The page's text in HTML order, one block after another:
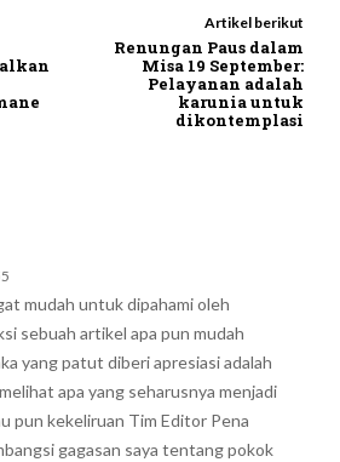
Artikel berikut
Renungan Paus dalam
Misa 19 September:
Pelayanan adalah
karunia untuk
dikontemplasi
mudah untuk dipahami oleh
sebuah artikel apa pun mudah
yang patut diberi apresiasi adalah
apa yang seharusnya menjadi
pun kekeliruan Tim Editor Pena
gagasan saya tentang pokok